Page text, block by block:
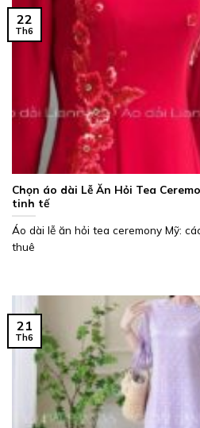
Chọn áo dài Lễ Ăn Hỏi Tea
tinh tế
Áo dài lễ ăn hỏi tea ceremony Mỹ:
thuê
22
Th6
21
Th6